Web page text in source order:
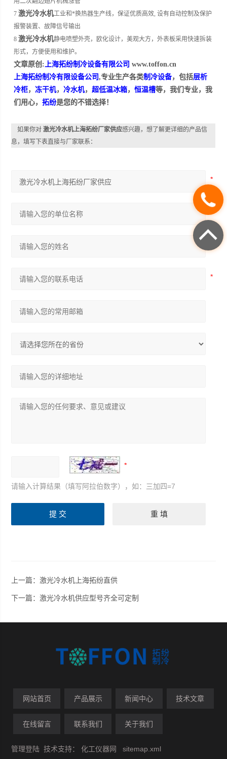
7 激光冷水机工业和*换热器生产线，保证优质高效, 设有自动控制及保护
报警装置、故障信号输出
8激光冷水机静电喷塑外壳，欧化设计，美观大方，外表板采用快速拆装
形式，方便使用和维护。
文章原创:上海拓纷制冷设备有限公司 www.toffon.cn
上海拓纷制冷有限设备公司,专业生产各类制冷设备，包括层析
冷柜， 冻干机，冷水机，超低温冰箱，恒温槽等，我们专业，我
们用心，拓纷是您的不错选择！
如果你对激光冷水机上海拓纷厂家供应感兴趣，想了解更详细的产品信
息，填写下表直接与厂家联系：
请输入计算结果（填写阿拉伯数字），如：三加四=7
上一篇：激光冷水机上海拓纷直供
下一篇：激光冷水机供应型号齐全可定制
网站首页 产品展示 新闻中心 技术文章
在线留言 联系我们 关于我们
管理登陆 技术支持：化工仪器网 sitemap.xml